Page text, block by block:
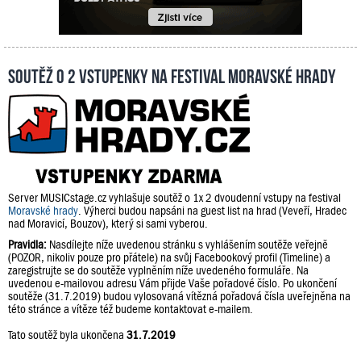
Soutěž o 2 vstupenky na festival Moravské hrady
Server MUSICstage.cz vyhlašuje soutěž o 1x 2 dvoudenní vstupy na festival
Moravské hrady . Výherci budou napsáni na guest list na hrad (Veveří, Hradec
nad Moravicí, Bouzov), který si sami vyberou.
Pravidla: Nasdílejte níže uvedenou stránku s vyhlášením soutěže veřejně
(POZOR, nikoliv pouze pro přátele) na svůj Facebookový profil (Timeline) a
zaregistrujte se do soutěže vyplněním níže uvedeného formuláře. Na
uvedenou e-mailovou adresu Vám přijde Vaše pořadové číslo. Po ukončení
soutěže (31.7.2019) budou vylosovaná vítězná pořadová čísla uveřejněna na
této stránce a vítěze též budeme kontaktovat e-mailem.
Tato soutěž byla ukončena 31.7.2019